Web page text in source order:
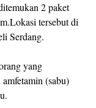
2 paket
tersebut di
Serdang.
yang
(sabu)